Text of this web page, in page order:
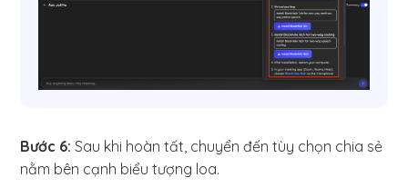
Bước 6: Sau khi hoàn tất, chuyển đến tùy chọn chia sẻ
nằm bên cạnh biểu tượng loa.